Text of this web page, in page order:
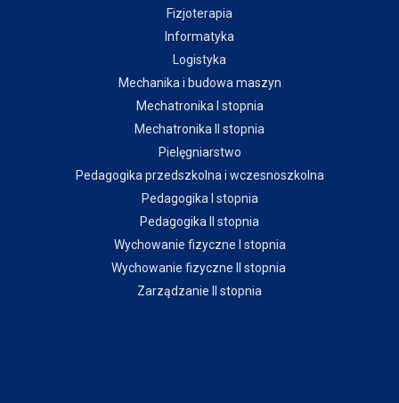
Fizjoterapia
Informatyka
Logistyka
Mechanika i budowa maszyn
Mechatronika I stopnia
Mechatronika II stopnia
Pielęgniarstwo
Pedagogika przedszkolna i wczesnoszkolna
Pedagogika I stopnia
Pedagogika II stopnia
Wychowanie fizyczne I stopnia
Wychowanie fizyczne II stopnia
Zarządzanie II stopnia